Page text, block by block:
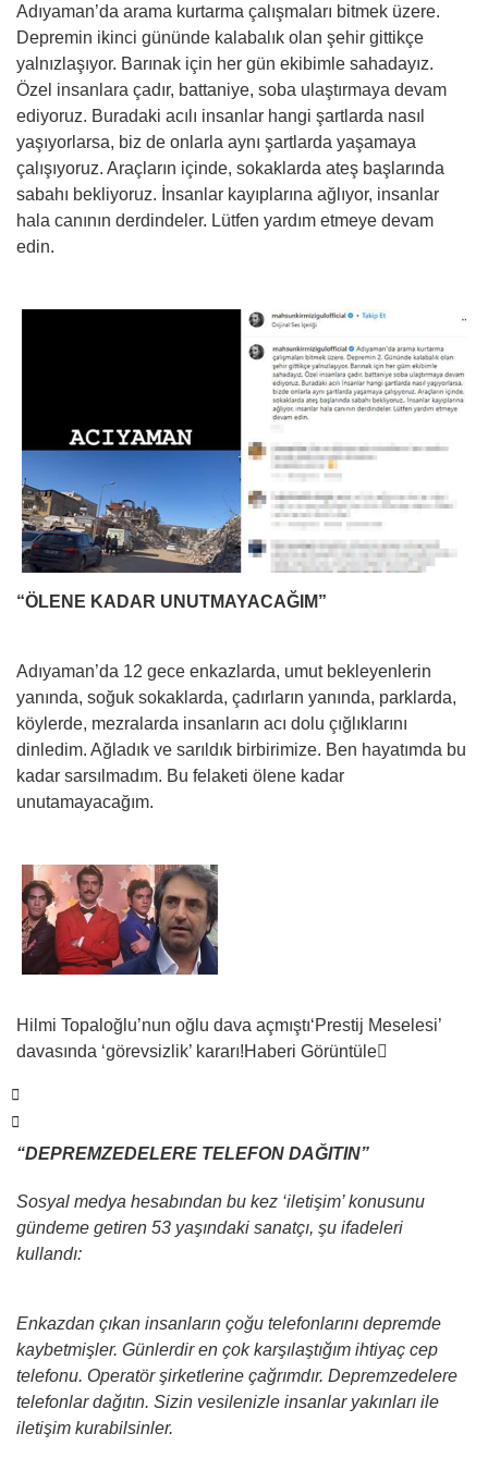
Adıyaman’da arama kurtarma çalışmaları bitmek üzere.
Depremin ikinci gününde kalabalık olan şehir gittikçe
yalnızlaşıyor. Barınak için her gün ekibimle sahadayız.
Özel insanlara çadır, battaniye, soba ulaştırmaya devam
ediyoruz. Buradaki acılı insanlar hangi şartlarda nasıl
yaşıyorlarsa, biz de onlarla aynı şartlarda yaşamaya
çalışıyoruz. Araçların içinde, sokaklarda ateş başlarında
sabahı bekliyoruz. İnsanlar kayıplarına ağlıyor, insanlar
hala canının derdindeler. Lütfen yardım etmeye devam
edin.
“ÖLENE KADAR UNUTMAYACAĞIM”
Adıyaman’da 12 gece enkazlarda, umut bekleyenlerin
yanında, soğuk sokaklarda, çadırların yanında, parklarda,
köylerde, mezralarda insanların acı dolu çığlıklarını
dinledim. Ağladık ve sarıldık birbirimize. Ben hayatımda bu
kadar sarsılmadım. Bu felaketi ölene kadar
unutamayacağım.
Hilmi Topaloğlu’nun oğlu dava açmıştı‘Prestij Meselesi’
davasında ‘görevsizlik’ kararı!Haberi Görüntüle
“DEPREMZEDELERE TELEFON DAĞITIN”
Sosyal medya hesabından bu kez ‘iletişim’ konusunu
gündeme getiren 53 yaşındaki sanatçı, şu ifadeleri
kullandı:
Enkazdan çıkan insanların çoğu telefonlarını depremde
kaybetmişler. Günlerdir en çok karşılaştığım ihtiyaç cep
telefonu. Operatör şirketlerine çağrımdır. Depremzedelere
telefonlar dağıtın. Sizin vesilenizle insanlar yakınları ile
iletişim kurabilsinler.